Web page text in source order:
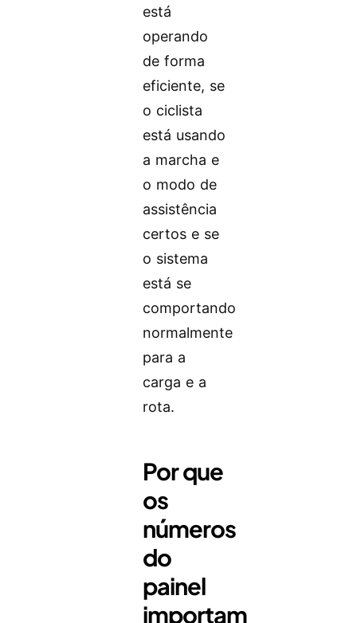
está
operando
de forma
eficiente, se
o ciclista
está usando
a marcha e
o modo de
assistência
certos e se
o sistema
está se
comportando
normalmente
para a
carga e a
rota.
Por que
os
números
do
painel
importam